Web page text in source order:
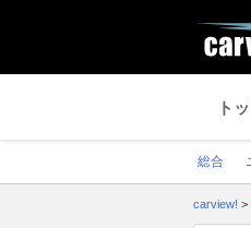
ト
総合
carview! >